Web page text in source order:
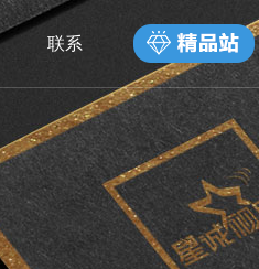
联系